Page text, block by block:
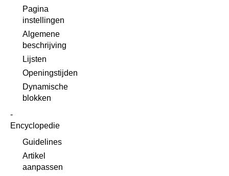
Pagina
instellingen
Algemene
beschrijving
Lijsten
Openingstijden
Dynamische
blokken
Encyclopedie
Guidelines
Artikel
aanpassen